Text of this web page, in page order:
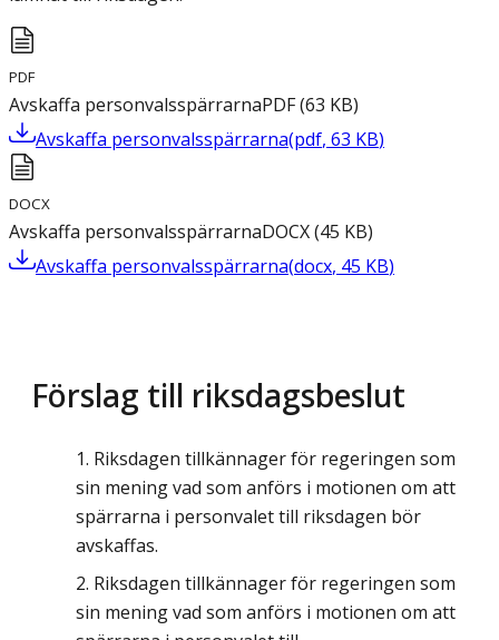
PDF
Avskaffa personvalsspärrarnaPDF(63 KB)
Avskaffa personvalsspärrarna(pdf, 63 KB)
DOCX
Avskaffa personvalsspärrarnaDOCX(45 KB)
Avskaffa personvalsspärrarna(docx, 45 KB)
Förslag till riksdagsbeslut
Riksdagen tillkännager för regeringen som
sin mening vad som anförs i motionen om att
spärrarna i personvalet till riksdagen bör
avskaffas.
Riksdagen tillkännager för regeringen som
sin mening vad som anförs i motionen om att